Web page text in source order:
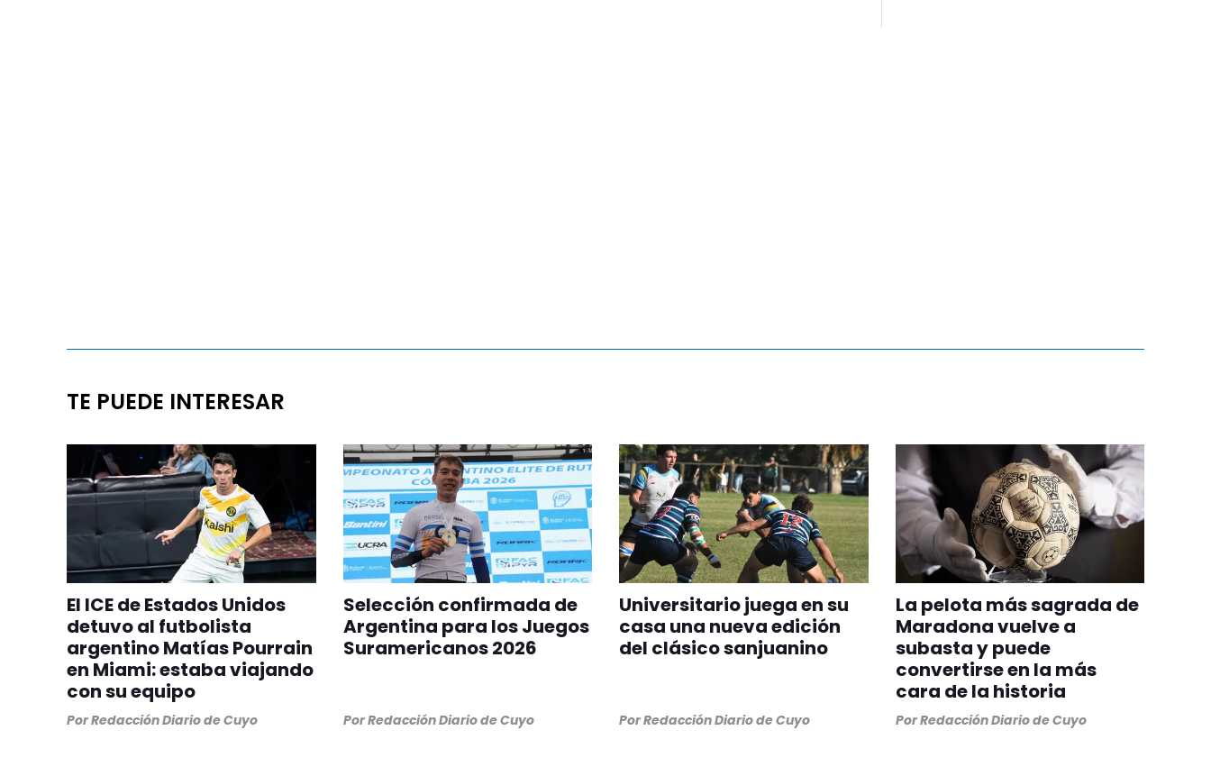
TE PUEDE INTERESAR
El ICE de Estados Unidos
detuvo al futbolista
argentino Matías Pourrain
en Miami: estaba viajando
con su equipo
PorRedacción Diario de Cuyo
Selección confirmada de
Argentina para los Juegos
Suramericanos 2026
PorRedacción Diario de Cuyo
Universitario juega en su
casa una nueva edición
del clásico sanjuanino
PorRedacción Diario de Cuyo
La pelota más sagrada de
Maradona vuelve a
subasta y puede
convertirse en la más
cara de la historia
PorRedacción Diario de Cuyo